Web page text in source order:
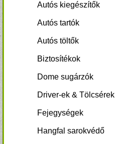
Autós kiegészítők
Autós tartók
Autós töltők
Biztosítékok
Dome sugárzók
Driver-ek & Tölcsérek
Fejegységek
Hangfal sarokvédő